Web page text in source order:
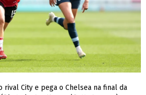
rival City e pega o Chelsea na final da